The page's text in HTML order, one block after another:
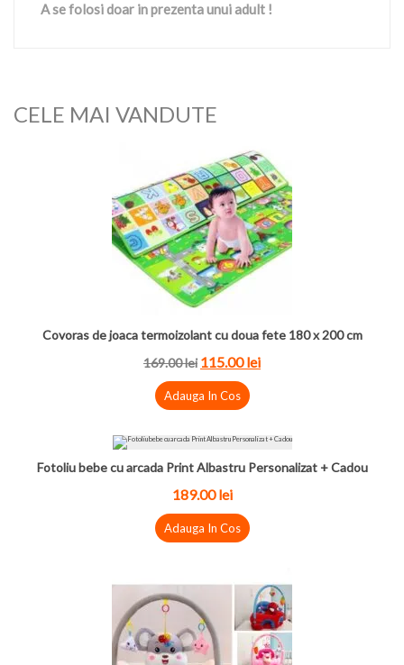
A se folosi doar in prezenta unui adult !
CELE MAI VANDUTE
Covoras de joaca termoizolant cu doua fete 180 x 200 cm
169.00 lei 115.00 lei
Adauga In Cos
Fotoliu bebe cu arcada Print Albastru Personalizat + Cadou
189.00 lei
Adauga In Cos